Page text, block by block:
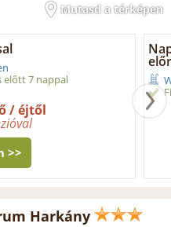
Mutasd a térképen
előtt 7 nappal
/ éjtől
>>
Harkány